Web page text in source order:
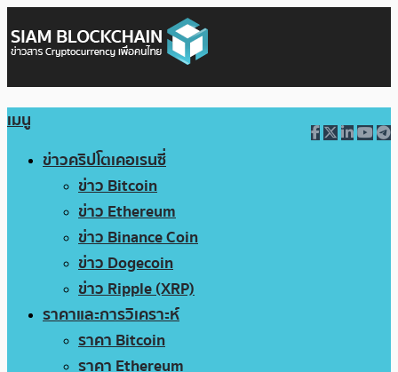
เมนู
ข่าวคริปโตเคอเรนซี่
ข่าว Bitcoin
ข่าว Ethereum
ข่าว Binance Coin
ข่าว Dogecoin
ข่าว Ripple (XRP)
ราคาและการวิเคราะห์
ราคา Bitcoin
ราคา Ethereum